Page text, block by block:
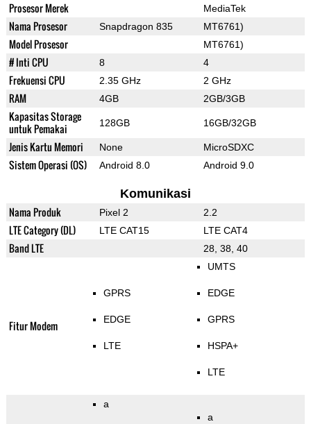
Prosesor Merek MediaTek
Nama Prosesor Snapdragon 835 MT6761)
Model Prosesor MT6761)
# Inti CPU 8 4
Frekuensi CPU 2.35 GHz 2 GHz
RAM 4GB 2GB/3GB
Kapasitas Storage
untuk Pemakai
128GB 16GB/32GB
Jenis Kartu Memori None MicroSDXC
Sistem Operasi (OS) Android 8.0 Android 9.0
Komunikasi
Nama Produk Pixel 2 2.2
LTE Category (DL) LTE CAT15 LTE CAT4
Band LTE 28, 38, 40
Fitur Modem
GPRS
EDGE
LTE
UMTS
EDGE
GPRS
HSPA+
LTE
a
a